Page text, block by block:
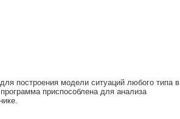
построения модели ситуаций любого типа в
приспособлена для анализа